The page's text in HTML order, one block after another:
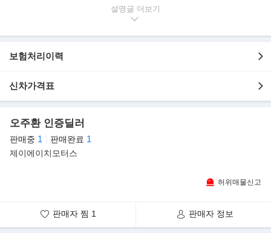
- 무사고 운행
- 1,617km 실주행
- 고급스러운 아이보리 시트
- 깔끔하게 관리된 실내/외관 보유
- 브랜드 첫 6기통 터보 엔진+전기 모터 결합 슈퍼카
무사고 차량 민트급 차량이라고 감히 말씀드릴수있구요
페라리 최초 6기통 PHEV (내연기관을 좋아하는 저도 굉장히 만족
설명글
보험처리이력
신차가격표
오주환 인증딜러
판매중 1 판매완료 1
제이에이치모터스
허위매물신고
판매자 찜 1 판매자 정보